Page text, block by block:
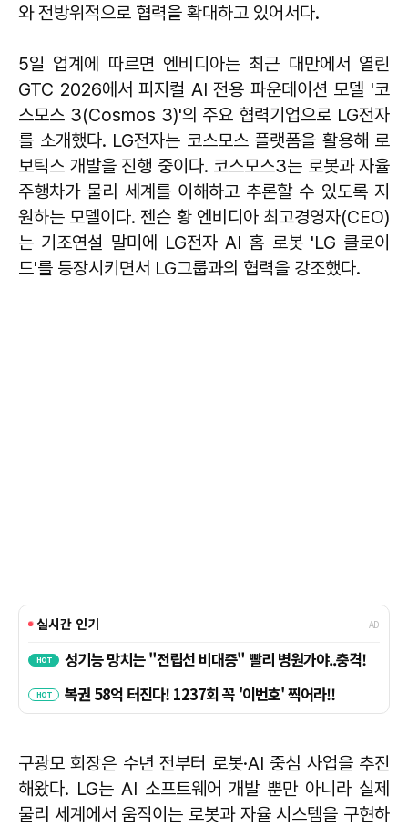
와 전방위적으로 협력을 확대하고 있어서다.
5일 업계에 따르면 엔비디아는 최근 대만에서 열린
GTC 2026에서 피지컬 AI 전용 파운데이션 모델 '코
스모스 3(Cosmos 3)'의 주요 협력기업으로 LG전자
를 소개했다. LG전자는 코스모스 플랫폼을 활용해 로
보틱스 개발을 진행 중이다. 코스모스3는 로봇과 자율
주행차가 물리 세계를 이해하고 추론할 수 있도록 지
원하는 모델이다. 젠슨 황 엔비디아 최고경영자(CEO)
는 기조연설 말미에 LG전자 AI 홈 로봇 'LG 클로이
드'를 등장시키면서 LG그룹과의 협력을 강조했다.
구광모 회장은 수년 전부터 로봇·AI 중심 사업을 추진
해왔다. LG는 AI 소프트웨어 개발 뿐만 아니라 실제
물리 세계에서 움직이는 로봇과 자율 시스템을 구현하